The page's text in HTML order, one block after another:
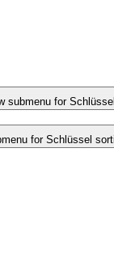
submenu for
for Schlüssel